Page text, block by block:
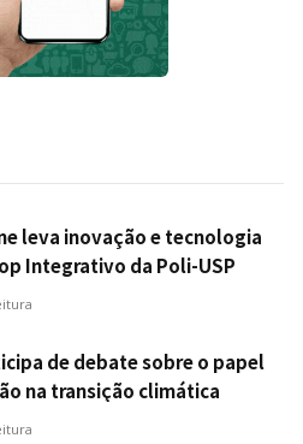
leva inovação e tecnologia
Integrativo da Poli-USP
de debate sobre o papel
na transição climática